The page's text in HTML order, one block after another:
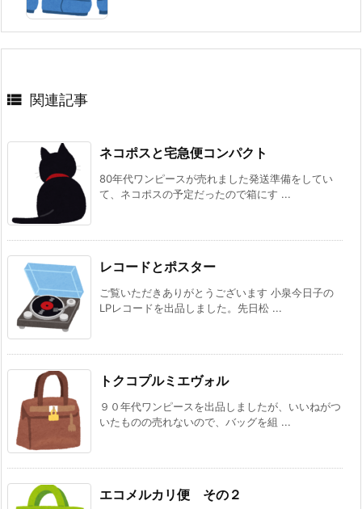
 関連記事
ネコポスと宅急便コンパクト
80年代ワンピースが売れました発送準備をしてい
て、ネコポスの予定だったので箱にす ...
レコードとポスター
ご覧いただきありがとうございます 小泉今日子の
LPレコードを出品しました。先日松 ...
トクコプルミエヴォル
９０年代ワンピースを出品しましたが、いいねがつ
いたものの売れないので、バッグを組 ...
エコメルカリ便 その２